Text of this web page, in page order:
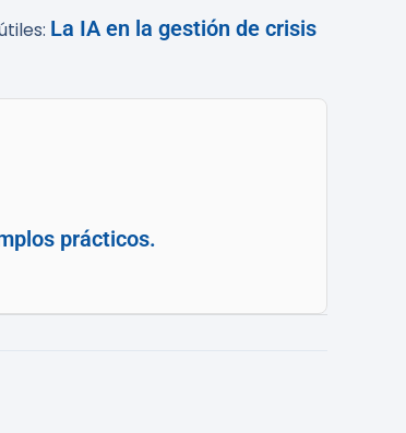
La IA en la gestión de crisis
prácticos.